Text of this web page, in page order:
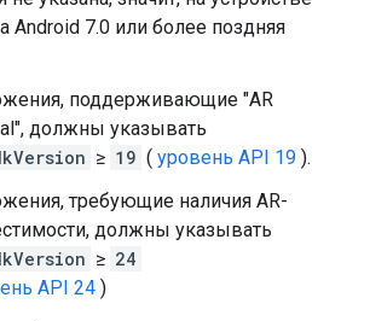
​​Android 7.0 или более поздняя
поддерживающие "AR
должны указывать
≥ 19 ( уровень API 19 ).
требующие наличия AR-
должны указывать
≥ 24
API 24 )